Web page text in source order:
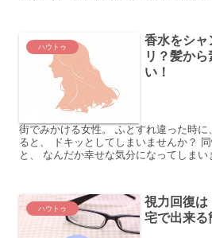
ハウトゥ
香水をシャ
リ？髪か
い！
街でみかける女性。 ふとすれ違った時
ると、 ドキッとしてしまいませんか？
と、 なんだか幸せな気分になってしまい
ハウトゥ
視力回復は
宅で出来る